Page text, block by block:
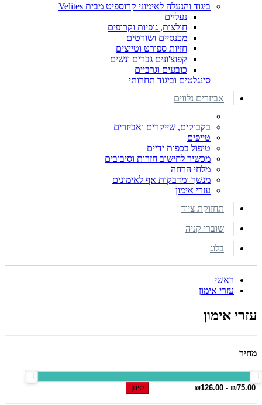
ביגוד והנעלה לאימוני קרוספיט מבית Velites
נעליים
חולצות, גופיות וקרופים
מכנסיים ושורטים
חזיות ספורט וטייצים
קפוצ'ונים גברים ונשים
כובעים וגרביים
סינגלטים וביגוד תחרותי
אביזרים נלווים
בקבוקים, שייקרים ואביזרים
טייפים
טיפול בכפות ידיים
מכשיר לחישוב חזרות וסיבובים
מלחי הרחה
מנשך ומדבקות אף לאימונים
עזרי אימון
תחזוקת ציוד
שוברי קניה
בלוג
ראשי
עזרי אימון
עזרי אימון
מחיר
סינון